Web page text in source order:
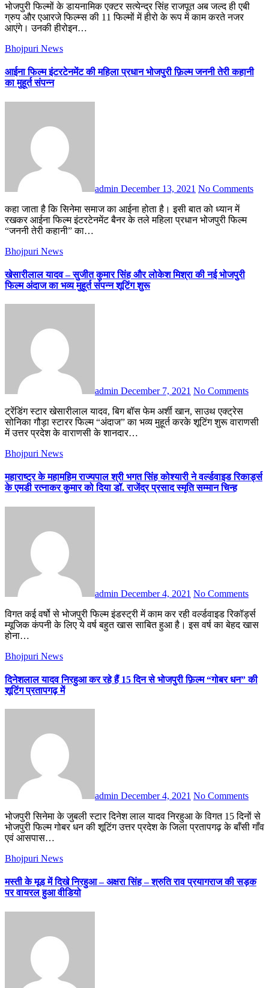
भोजपुरी फिल्मों के डायनामिक एक्टर सत्येन्द्र सिंह राजपूत अब जल्द ही एबी
ग्रुप और एआरजे फिल्म्स की 11 फिल्मों में हीरो के रूप में काम करते नजर
आएंगे। उनकी हीरोइन…
Bhojpuri News
आईना फिल्म इंटरटेनमेंट की महिला प्रधान भोजपुरी फ़िल्म जननी तेरी कहानी
का मुहूर्त संपन्न
admin December 13, 2021 No Comments
कहा जाता है कि सिनेमा समाज का आईना होता है। इसी बात को ध्यान में
रखकर आईना फिल्म इंटरटेनमेंट बैनर के तले महिला प्रधान भोजपुरी फिल्म
“जननी तेरी कहानी” का…
Bhojpuri News
खेसारीलाल यादव – सुजीत कुमार सिंह और लोकेश मिश्रा की नई भोजपुरी
फिल्म अंदाज का भव्य मुहूर्त संपन्न शूटिंग शुरू
admin December 7, 2021 No Comments
ट्रेंडिंग स्टार खेसारीलाल यादव, बिग बॉस फेम अर्शी खान, साउथ एक्ट्रेस
सोनिका गौड़ा स्टारर फिल्म “अंदाज” का भव्य मुहूर्त करके शूटिंग शुरू वाराणसी
में उत्तर प्रदेश के वाराणसी के शानदार…
Bhojpuri News
महाराष्ट्र के महामहिम राज्यपाल श्री भगत सिंह कोश्यारी ने वर्ल्डवाइड रिकार्ड्स
के एमडी रत्नाकर कुमार को दिया डॉ. राजेंद्र प्रसाद स्मृति सम्मान चिन्ह
admin December 4, 2021 No Comments
विगत कई वर्षो से भोजपुरी फिल्म इंडस्ट्री में काम कर रही वर्ल्डवाइड रिकॉर्ड्स
म्यूजिक कंपनी के लिए ये वर्ष बहुत खास साबित हुआ है। इस वर्ष का बेहद खास
होना…
Bhojpuri News
दिनेशलाल यादव निरहुआ कर रहे हैं 15 दिन से भोजपुरी फ़िल्म “गोबर धन” की
शूटिंग प्रतापगढ़ में
admin December 4, 2021 No Comments
भोजपुरी सिनेमा के जुबली स्टार दिनेश लाल यादव निरहुआ के विगत 15 दिनों से
भोजपुरी फिल्म गोबर धन की शूटिंग उत्तर प्रदेश के जिला प्रतापगढ़ के बाँसी गाँव
एवं आसपास…
Bhojpuri News
मस्ती के मूड में दिखे निरहुआ – अक्षरा सिंह – श्रुति राव प्रयागराज की सड़क
पर वायरल हुआ वीडियो